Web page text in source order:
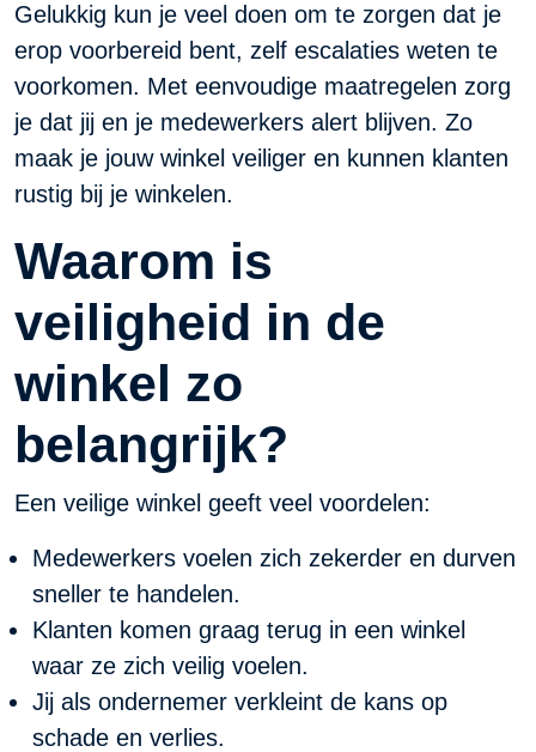
Gelukkig kun je veel doen om te zorgen dat je
erop voorbereid bent, zelf escalaties weten te
voorkomen. Met eenvoudige maatregelen zorg
je dat jij en je medewerkers alert blijven. Zo
maak je jouw winkel veiliger en kunnen klanten
rustig bij je winkelen.
Waarom is
veiligheid in de
winkel zo
belangrijk?
Een veilige winkel geeft veel voordelen:
Medewerkers voelen zich zekerder en durven
sneller te handelen.
Klanten komen graag terug in een winkel
waar ze zich veilig voelen.
Jij als ondernemer verkleint de kans op
schade en verlies.